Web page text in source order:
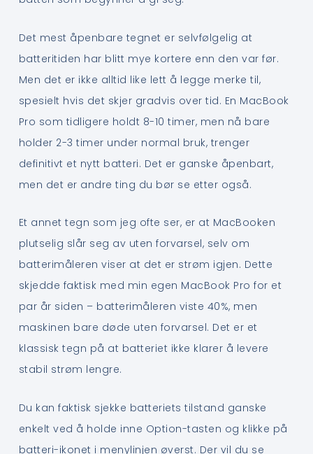
Det mest åpenbare tegnet er selvfølgelig at
batteritiden har blitt mye kortere enn den var før.
Men det er ikke alltid like lett å legge merke til,
spesielt hvis det skjer gradvis over tid. En MacBook
Pro som tidligere holdt 8-10 timer, men nå bare
holder 2-3 timer under normal bruk, trenger
definitivt et nytt batteri. Det er ganske åpenbart,
men det er andre ting du bør se etter også.
Et annet tegn som jeg ofte ser, er at MacBooken
plutselig slår seg av uten forvarsel, selv om
batterimåleren viser at det er strøm igjen. Dette
skjedde faktisk med min egen MacBook Pro for et
par år siden – batterimåleren viste 40%, men
maskinen bare døde uten forvarsel. Det er et
klassisk tegn på at batteriet ikke klarer å levere
stabil strøm lengre.
Du kan faktisk sjekke batteriets tilstand ganske
enkelt ved å holde inne Option-tasten og klikke på
batteri-ikonet i menylinjen øverst. Der vil du se